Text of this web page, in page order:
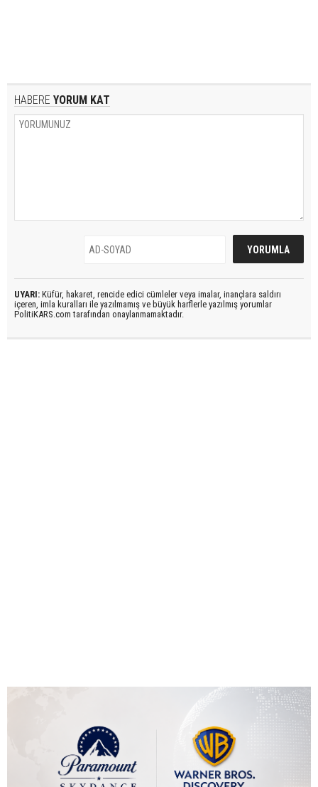
HABERE YORUM KAT
UYARI: Küfür, hakaret, rencide edici cümleler veya imalar, inançlara saldırı
içeren, imla kuralları ile yazılmamış ve büyük harflerle yazılmış yorumlar
PolitiKARS.com tarafından onaylanmamaktadır.